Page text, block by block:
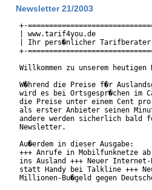
Newsletter 21/2003
+-
| www.tarif4you.de
| Ihr pers�nlicher
+-
Willkommen zu unserem
W�hrend die Preise f�r
wird es bei Ortsgespr�chen im
die Preise unter einem Cent
als erster Anbieter seinen
andere werden sicherlich bald
Newsletter.
Au�erdem in dieser Ausgabe:
+++ Anrufe in Mobilfunknetze
ins Ausland +++ Neuer
statt Handy bei Talkline +++
Millionen-Bu�geld gegen